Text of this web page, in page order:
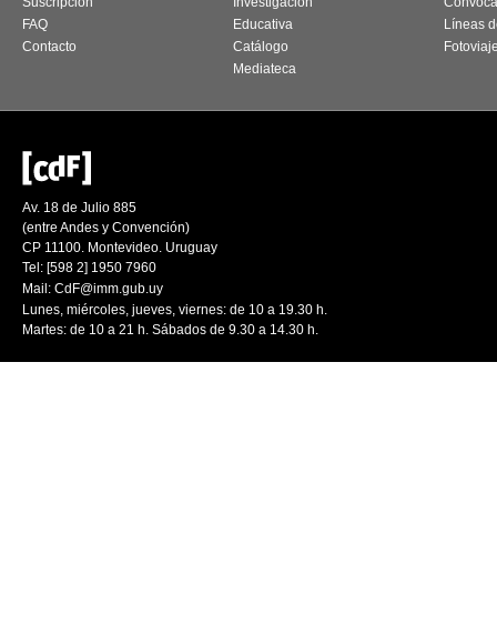
FAQ
Contacto
Educativa
Catálogo
Mediateca
Líneas
Av. 18 de Julio 885
(entre Andes y Convención)
CP 11100. Montevideo. Uruguay
Tel: [598 2] 1950 7960
Mail: CdF@imm.gub.uy
Lunes, miércoles, jueves, viernes: de 10 a 19.30 h.
Martes: de 10 a 21 h. Sábados de 9.30 a 14.30 h.